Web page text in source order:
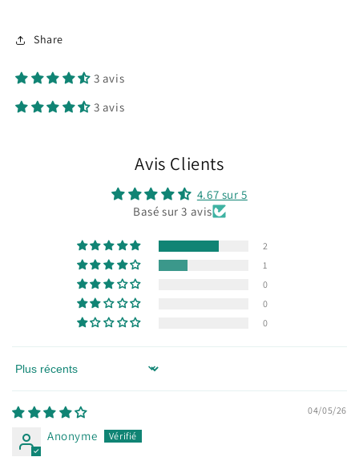
Share
3 avis
3 avis
Avis Clients
4.67 sur 5
Basé sur 3 avis
2
1
0
0
0
Sort by
04/05/26
Anonyme